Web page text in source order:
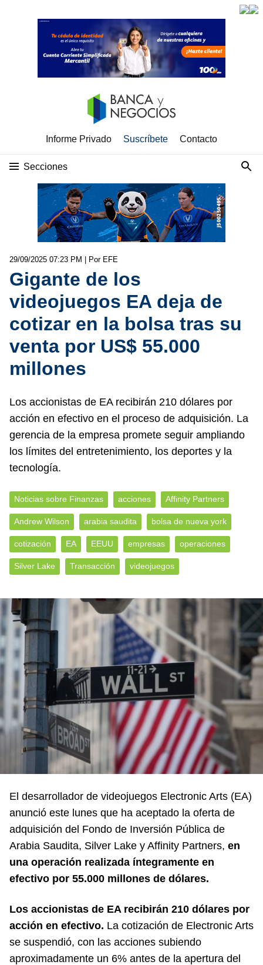
Informe Privado Suscríbete Contacto
Secciones
29/09/2025 07:23 PM | Por EFE
Gigante de los
videojuegos EA deja de
cotizar en la bolsa tras su
venta por US$ 55.000
millones
Los accionistas de EA recibirán 210 dólares por
acción en efectivo en el proceso de adquisición. La
gerencia de la empresa promete seguir ampliando
los límites del entretenimiento, los deportes y la
tecnología.
Noticias sobre Finanzas acciones Affinity Partners
Andrew Wilson arabia saudita bolsa de nueva york
cotización EA EEUU empresas operaciones
Silver Lake Transacción videojuegos
El desarrollador de videojuegos Electronic Arts (EA)
anunció este lunes que ha aceptado la oferta de
adquisición del Fondo de Inversión Pública de
Arabia Saudita, Silver Lake y Affinity Partners, en
una operación realizada íntegramente en
efectivo por 55.000 millones de dólares.
Los accionistas de EA recibirán 210 dólares por
acción en efectivo. La cotización de Electronic Arts
se suspendió, con las acciones subiendo
aproximadamente un 6% antes de la apertura del